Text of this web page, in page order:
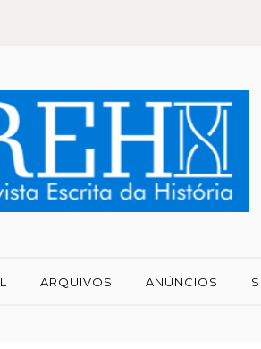
ARQUIVOS ANÚNCIOS